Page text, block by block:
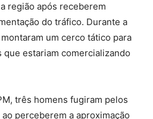
região após receberem
do tráfico. Durante a
um cerco tático para
estariam comercializando
três homens fugiram pelos
perceberem a aproximação